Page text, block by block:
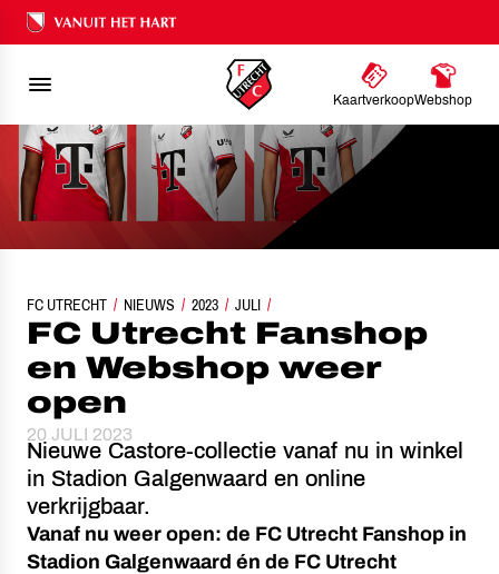
Ons nalatenschap
KaartverkoopWebshop
FC UTRECHT NIEUWS 2023 JULI
FC UTRECHT FANSHOP EN WEBSHOP WEER OPEN
FC Utrecht Fanshop
en Webshop weer
open
20 JULI 2023
Nieuwe Castore-collectie vanaf nu in winkel
in Stadion Galgenwaard en online
verkrijgbaar.
Vanaf nu weer open: de FC Utrecht Fanshop in
Stadion Galgenwaard én de FC Utrecht